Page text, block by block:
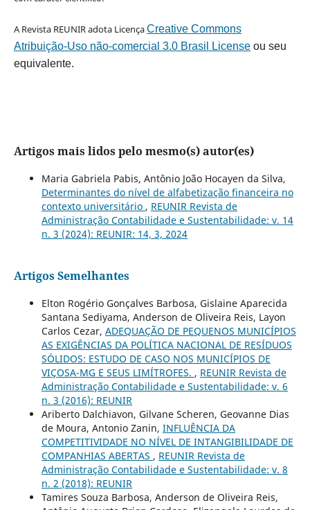
A Revista REUNIR adota LicençaCreative Commons
Atribuição-Uso não-comercial 3.0 Brasil Licenseou seu
equivalente.
Artigos mais lidos pelo mesmo(s) autor(es)
Maria Gabriela Pabis, Antônio João Hocayen da Silva,
Determinantes do nível de alfabetização financeira no
contexto universitário , REUNIR Revista de
Administração Contabilidade e Sustentabilidade: v. 14
n. 3 (2024): REUNIR: 14, 3, 2024
Artigos Semelhantes
Elton Rogério Gonçalves Barbosa, Gislaine Aparecida
Santana Sediyama, Anderson de Oliveira Reis, Layon
Carlos Cezar, ADEQUAÇÃO DE PEQUENOS MUNICÍPIOS
AS EXIGÊNCIAS DA POLÍTICA NACIONAL DE RESÍDUOS
SÓLIDOS: ESTUDO DE CASO NOS MUNICÍPIOS DE
VIÇOSA-MG E SEUS LIMÍTROFES. , REUNIR Revista de
Administração Contabilidade e Sustentabilidade: v. 6
n. 3 (2016): REUNIR
Ariberto Dalchiavon, Gilvane Scheren, Geovanne Dias
de Moura, Antonio Zanin, INFLUÊNCIA DA
COMPETITIVIDADE NO NÍVEL DE INTANGIBILIDADE DE
COMPANHIAS ABERTAS , REUNIR Revista de
Administração Contabilidade e Sustentabilidade: v. 8
n. 2 (2018): REUNIR
Tamires Souza Barbosa, Anderson de Oliveira Reis,